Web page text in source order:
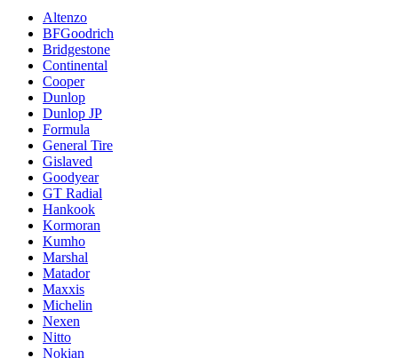
Altenzo
BFGoodrich
Bridgestone
Continental
Cooper
Dunlop
Dunlop JP
Formula
General Tire
Gislaved
Goodyear
GT Radial
Hankook
Kormoran
Kumho
Marshal
Matador
Maxxis
Michelin
Nexen
Nitto
Nokian